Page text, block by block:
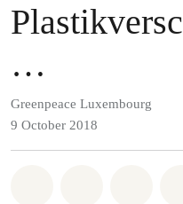
…
Greenpeace Luxembourg
9 October 2018